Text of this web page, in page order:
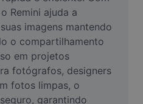
Remini ajuda a
imagens mantendo
o compartilhamento
em projetos
fotógrafos, designers
fotos limpas, o
garantindo